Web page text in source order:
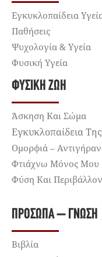
Εγκυκλοπαίδεια
Παθήσεις
Ψυχολογία & Υγεία
Φυσική Υγεία
ΦΥΣΙΚΉ ΖΩΉ
Άσκηση Και Σώμα
Εγκυκλοπαίδεια
Ομορφιά –
Φτιάχνω Μόνος Μου
Φύση Και Περιβάλλον
ΠΡΌΣΩΠΑ – ΓΝΏΣΗ
Βιβλία